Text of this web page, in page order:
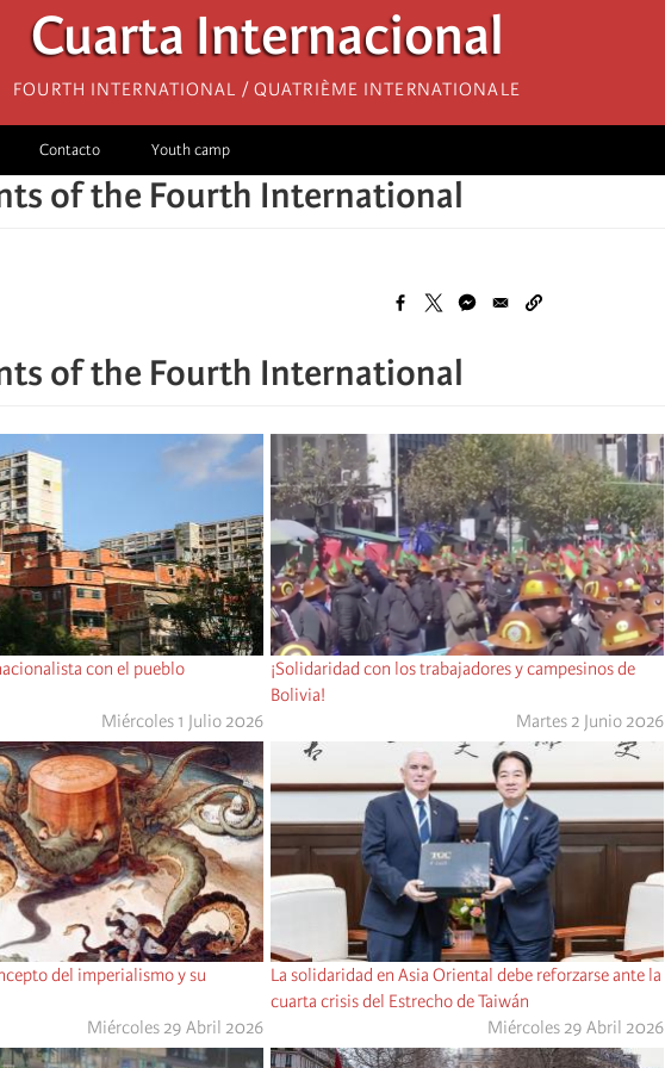
Cuarta Internacional
Fourth International / Quatrième internationale
Contacto Youth camp
of the Fourth International
of the Fourth International
con el pueblo
Miércoles 1 Julio 2026
¡Solidaridad con los trabajadores y campesinos de
Bolivia!
Martes 2 Junio 2026
del imperialismo y su
Miércoles 29 Abril 2026
La solidaridad en Asia Oriental debe reforzarse ante la
cuarta crisis del Estrecho de Taiwán
Miércoles 29 Abril 2026